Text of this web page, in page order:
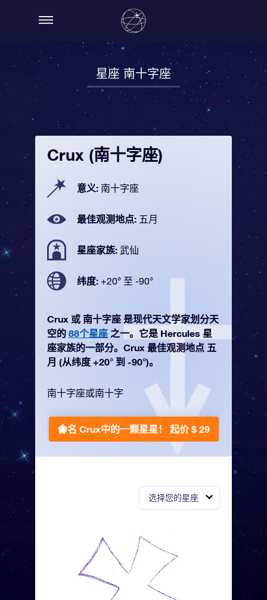
星座 南十字座
选择您的星座
Crux (南十字座)
意义: 南十字座
最佳观测地点: 五月
星座家族: 武仙
纬度: +20° 至 -90°
Crux 或 南十字座 是现代天文学家划分天
空的 88个星座 之一。它是 Hercules 星
座家族的一部分。Crux 最佳观测地点 五
月 (从纬度 +20° 到 -90°)。
南十字座或南十字
命名 Crux中的一颗星星！ 起价 $ 29